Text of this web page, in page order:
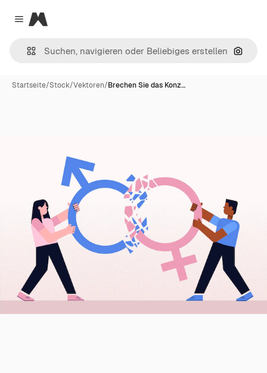
Close menu
Magnific
Nach
Startseite/Stock/Vektoren/Brechen Sie das Konz…